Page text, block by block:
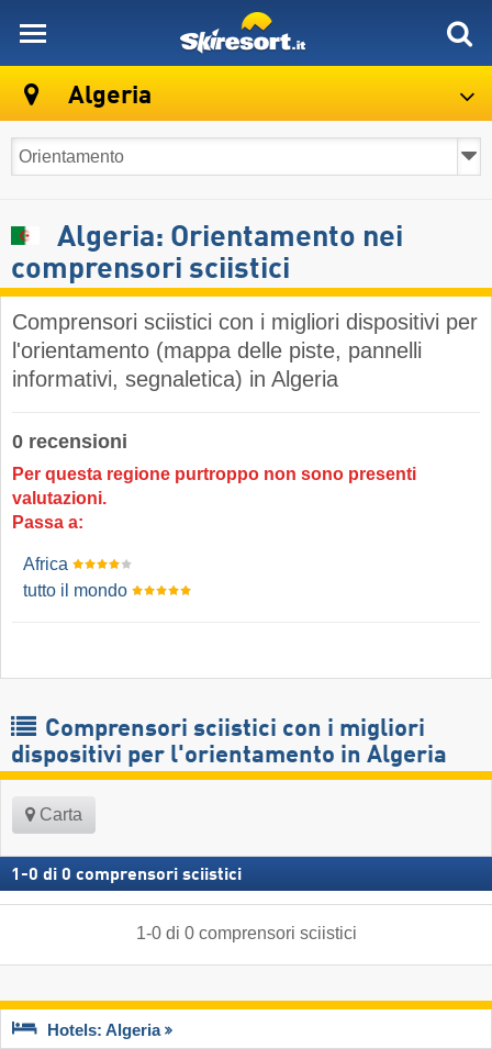
Algeria
Algeria: Orientamento nei
comprensori sciistici
Comprensori sciistici con i migliori dispositivi per
l'orientamento (mappa delle piste, pannelli
informativi, segnaletica) in Algeria
0 recensioni
Per questa regione purtroppo non sono presenti
valutazioni.
Passa a:
Africa
tutto il mondo
Comprensori sciistici con i migliori
dispositivi per l'orientamento in Algeria
Carta
1 -0 di 0 comprensori sciistici
1-0di 0 comprensori sciistici
Hotels: Algeria